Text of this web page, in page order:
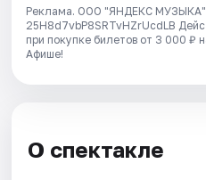
Реклама. ООО "ЯНДЕКС
25H8d7vbP8SRTvHZrUcdLB
при покупке билетов от 3 000 ₽
Афише!
О спектакле